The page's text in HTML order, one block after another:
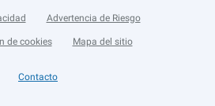
Advertencia de Riesgo
de cookies Mapa del sitio
Contacto